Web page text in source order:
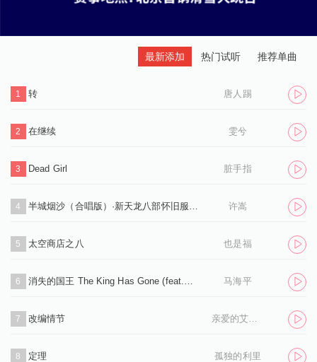
最新添加 热门试听 推荐单曲
1 转 唐人踢
2 在继续 雯兮
3 Dead Girl 脏手指
4 半城烟沙（合唱版）·新天龙八部怀旧服推广曲 许嵩
5 太空商店之八 也是福
6 消失的国王 The King Has Gone (feat.孙凌生) 马海平
7 改编情节 亲爱的艾洛伊丝
8 定理 孤独的利里